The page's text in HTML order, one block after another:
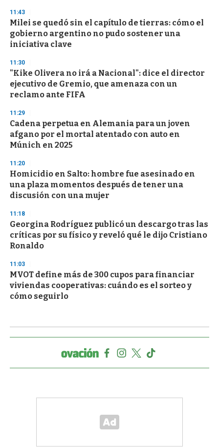
d
s
11:43
Milei se quedó sin el capítulo de tierras: cómo el
gobierno argentino no pudo sostener una
iniciativa clave
11:30
"Kike Olivera no irá a Nacional": dice el director
ejecutivo de Gremio, que amenaza con un
reclamo ante FIFA
11:29
Cadena perpetua en Alemania para un joven
afgano por el mortal atentado con auto en
Múnich en 2025
11:20
Homicidio en Salto: hombre fue asesinado en
una plaza momentos después de tener una
discusión con una mujer
11:18
Georgina Rodríguez publicó un descargo tras las
críticas por su físico y reveló qué le dijo Cristiano
Ronaldo
11:03
MVOT define más de 300 cupos para financiar
viviendas cooperativas: cuándo es el sorteo y
cómo seguirlo